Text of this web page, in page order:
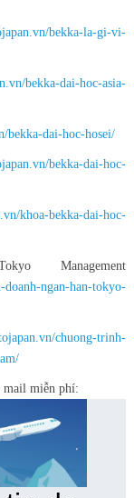
bekka-la-gi-vi-
bekka-dai-hoc-asia-
bekka-dai-hoc-hosei/
bekka-dai-hoc-
khoa-bekka-dai-hoc-
Management
ngan-han-tokyo-
chuong-trinh-
mail miễn phí: